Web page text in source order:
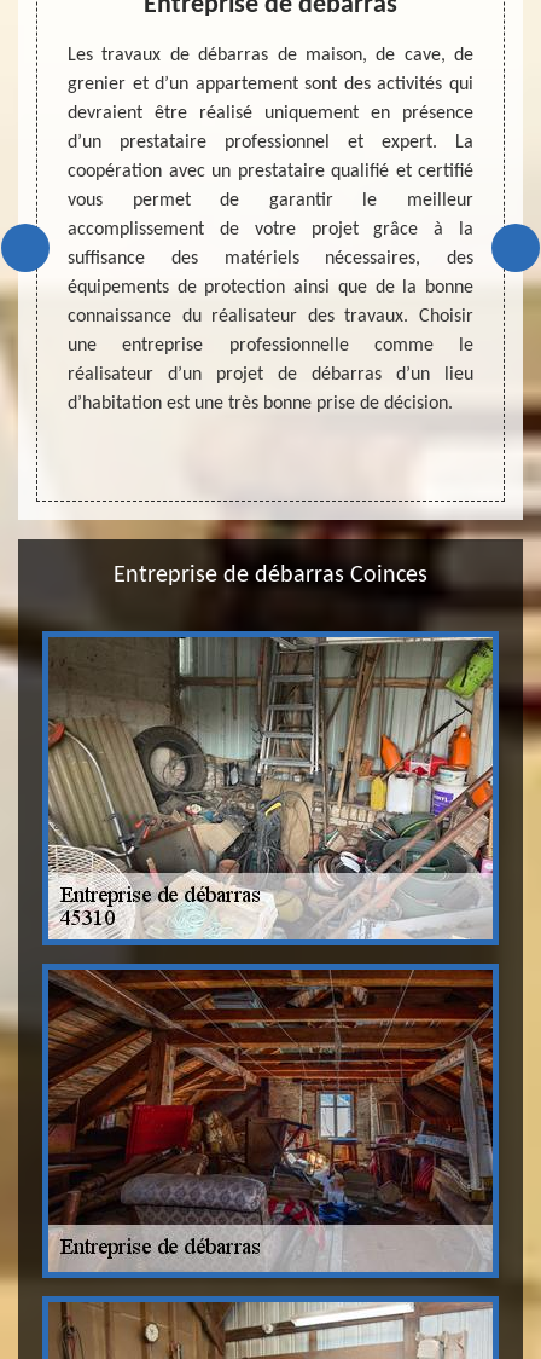
chez
Nous
des
qui
si
le
Les travaux de débarras de maison, de cave, de
grenier et d’un appartement sont des activités qui
devraient être réalisé uniquement en présence
d’un prestataire professionnel et expert. La
coopération avec un prestataire qualifié et certifié
vous permet de garantir le meilleur
accomplissement de votre projet grâce à la
suffisance des matériels nécessaires, des
équipements de protection ainsi que de la bonne
connaissance du réalisateur des travaux. Choisir
une entreprise professionnelle comme le
réalisateur d’un projet de débarras d’un lieu
d’habitation est une très bonne prise de décision.
La
d’un
pour
des
de
de
Entreprise de débarras Coinces